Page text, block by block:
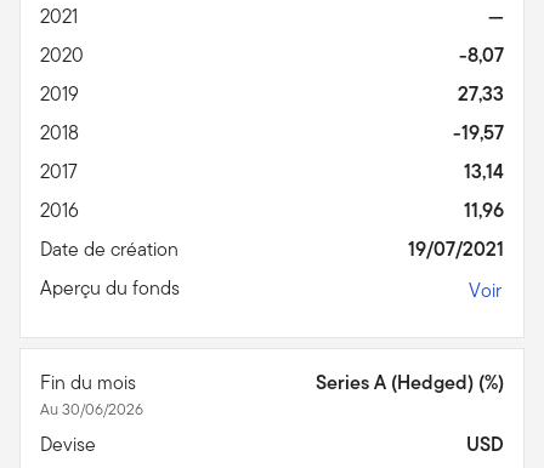
2021
—
2020
-8,07
2019
27,33
2018
-19,57
2017
13,14
2016
11,96
Date de création
19/07/2021
Aperçu du fonds
Voir
Fin du mois
Au 30/06/2026
Series A (Hedged) (%)
Devise USD